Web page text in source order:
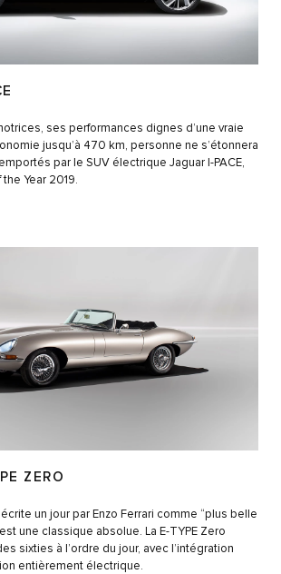
ses performances dignes d’une vraie
jusqu’à 470 km, personne ne s’étonnera
par le SUV électrique Jaguar I-PACE,
Year 2019.
ZERO
un jour par Enzo Ferrari comme “plus belle
une classique absolue. La E-TYPE Zero
sixties à l’ordre du jour, avec l’intégration
entièrement électrique.